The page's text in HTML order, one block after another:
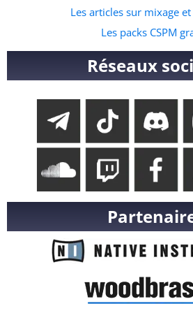
Les articles sur mixage
Les packs CSPM
Réseaux